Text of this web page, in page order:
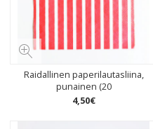
Raidallinen paperilautasliina,
punainen (20
4,50€